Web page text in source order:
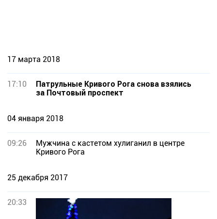
17 марта 2018
17:10
Патрульные Кривого Рога снова взялись
за Почтовый проспект
04 января 2018
09:26
Мужчина с кастетом хулиганил в центре
Кривого Рога
25 декабря 2017
20:33